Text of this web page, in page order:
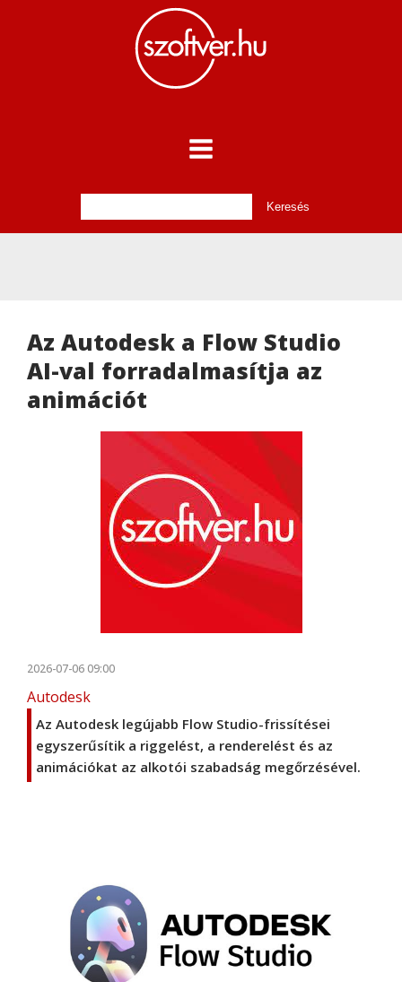
Az Autodesk a Flow Studio
AI-val forradalmasítja az
animációt
2026-07-06 09:00
Autodesk
Az Autodesk legújabb Flow Studio-frissítései
egyszerűsítik a riggelést, a renderelést és az
animációkat az alkotói szabadság megőrzésével.